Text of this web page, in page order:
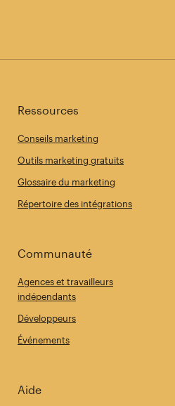
Ressources
Conseils marketing
Outils marketing gratuits
Glossaire du marketing
Répertoire des intégrations
Communauté
Agences et travailleurs
indépendants
Développeurs
Événements
Aide